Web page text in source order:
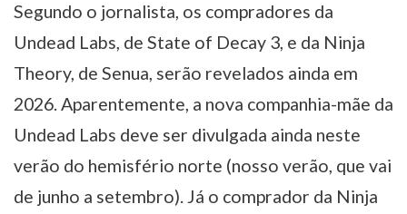
Segundo o jornalista, os compradores da
Undead Labs, de State of Decay 3, e da Ninja
Theory, de Senua, serão revelados ainda em
2026. Aparentemente, a nova companhia-mãe da
Undead Labs deve ser divulgada ainda neste
verão do hemisfério norte (nosso verão, que vai
de junho a setembro). Já o comprador da Ninja